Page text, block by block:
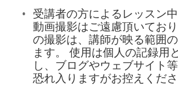
受講者の方によるレッスン
動画撮影はご遠慮頂いてお
の撮影は、講師が映る範囲
ます。 使用は個人の記録用
し、ブログやウェブサイト等
恐れ入りますがお控えくださ